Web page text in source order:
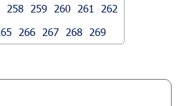
258 259 260 261
262
266 267 268 269